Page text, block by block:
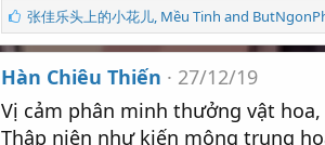
S
ố
l
ư
t
t
张佳乐头上的小花儿, Mều Tinh and
Hàn Chiêu Thiến
27/12/19
Vị cảm phân minh thưởng vật hoa,
Thập niên như kiến mộng trung